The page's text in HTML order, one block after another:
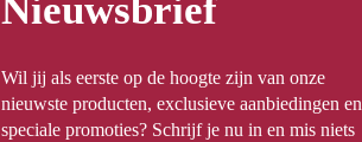
Nieuwsbrief
Wil jij als eerste op de hoogte zijn van onze
nieuwste producten, exclusieve aanbiedingen en
speciale promoties? Schrijf je nu in en mis niets